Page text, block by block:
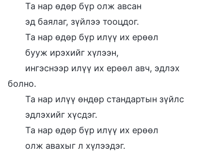
Та нар өдөр бүр олж авсан
эд баялаг, зүйлээ тооцдог.
Та нар өдөр бүр илүү их ерөөл
бууж ирэхийг хүлээн,
ингэснээр илүү их ерөөл авч, эдлэх
болно.
Та нар илүү өндөр стандартын зүйлс
эдлэхийг хүсдэг.
Та нар өдөр бүр илүү их ерөөл
олж авахыг л хүлээдэг.